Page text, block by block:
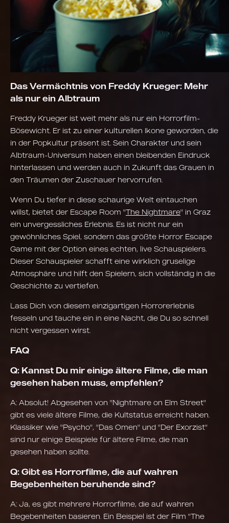
Das Vermächtnis von Freddy Krueger: Mehr
als nur ein Albtraum
Freddy Krueger ist weit mehr als nur ein Horrorfilm-
Bösewicht. Er ist zu einer kulturellen Ikone geworden, die
in der Popkultur präsent ist. Sein Charakter und sein
Albtraum-Universum haben einen bleibenden Eindruck
hinterlassen und werden auch in Zukunft das Grauen in
den Träumen der Zuschauer hervorrufen.
Wenn Du tiefer in diese schaurige Welt eintauchen
willst, bietet der Escape Room "The Nightmare" in Graz
ein unvergessliches Erlebnis. Es ist nicht nur ein
gewöhnliches Spiel, sondern das größte Horror Escape
Game mit der Option eines echten, live Schauspielers.
Dieser Schauspieler schafft eine wirklich gruselige
Atmosphäre und hilft den Spielern, sich vollständig in die
Geschichte zu vertiefen.
Lass Dich von diesem einzigartigen Horrorerlebnis
fesseln und tauche ein in eine Nacht, die Du so schnell
nicht vergessen wirst.
FAQ
Q: Kannst Du mir einige ältere Filme, die man
gesehen haben muss, empfehlen?
A: Absolut! Abgesehen von "Nightmare on Elm Street"
gibt es viele ältere Filme, die Kultstatus erreicht haben.
Klassiker wie "Psycho", "Das Omen" und "Der Exorzist"
sind nur einige Beispiele für ältere Filme, die man
gesehen haben sollte.
Q: Gibt es Horrorfilme, die auf wahren
Begebenheiten beruhende sind?
A: Ja, es gibt mehrere Horrorfilme, die auf wahren
Begebenheiten basieren. Ein Beispiel ist der Film "The